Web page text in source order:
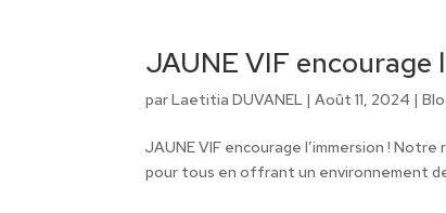
JAUNE VIF encourage
parLaetitia DUVANEL |Août 11, 2024 |
JAUNE VIF encourage l’immersion !
pour tous en offrant un environnement